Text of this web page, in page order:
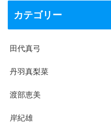
カテゴリー
田代真弓
丹羽真梨菜
渡部恵美
岸紀雄